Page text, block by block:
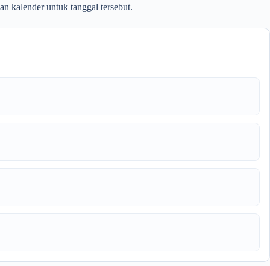
kalender untuk tanggal tersebut.